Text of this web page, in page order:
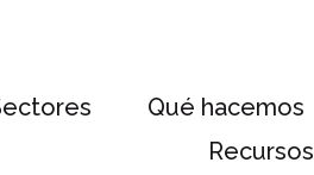
Qué hacemos
Recursos